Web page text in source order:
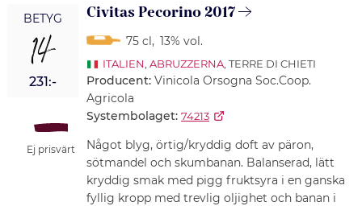
BETYG
14
231:-
Ej prisvärt
Civitas Pecorino 2017
75 cl, 13% vol.
ITALIEN ABRUZZERNA, TERRE DI CHIETI
Producent: Vinicola Orsogna Soc.Coop.
Agricola
Systembolaget: 74213
Något blyg, örtig/kryddig doft av päron,
sötmandel och skumbanan. Balanserad, lätt
kryddig smak med pigg fruktsyra i en ganska
fyllig kropp med trevlig oljighet och banan i